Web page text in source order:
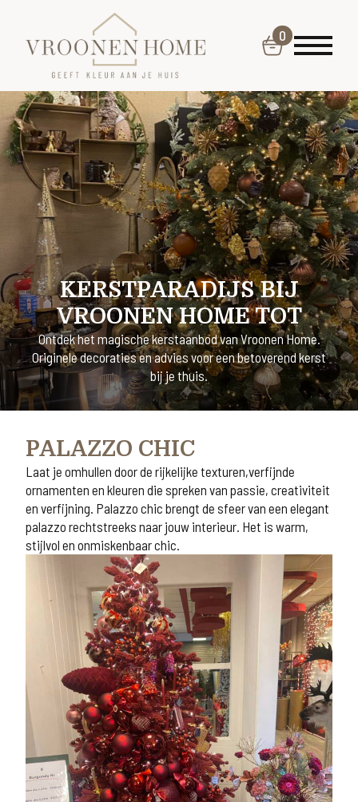
0
KERSTPARADIJS BIJ
VROONEN HOME TOT
Ontdek het magische kerstaanbod van Vroonen Home.
Originele decoraties en advies voor een betoverend kerst
bij je thuis.
PALAZZO CHIC
Laat je omhullen door de rijkelijke texturen,verfijnde
ornamenten en kleuren die spreken van passie, creativiteit
en verfijning. Palazzo chic brengt de sfeer van een elegant
palazzo rechtstreeks naar jouw interieur. Het is warm,
stijlvol en onmiskenbaar chic.